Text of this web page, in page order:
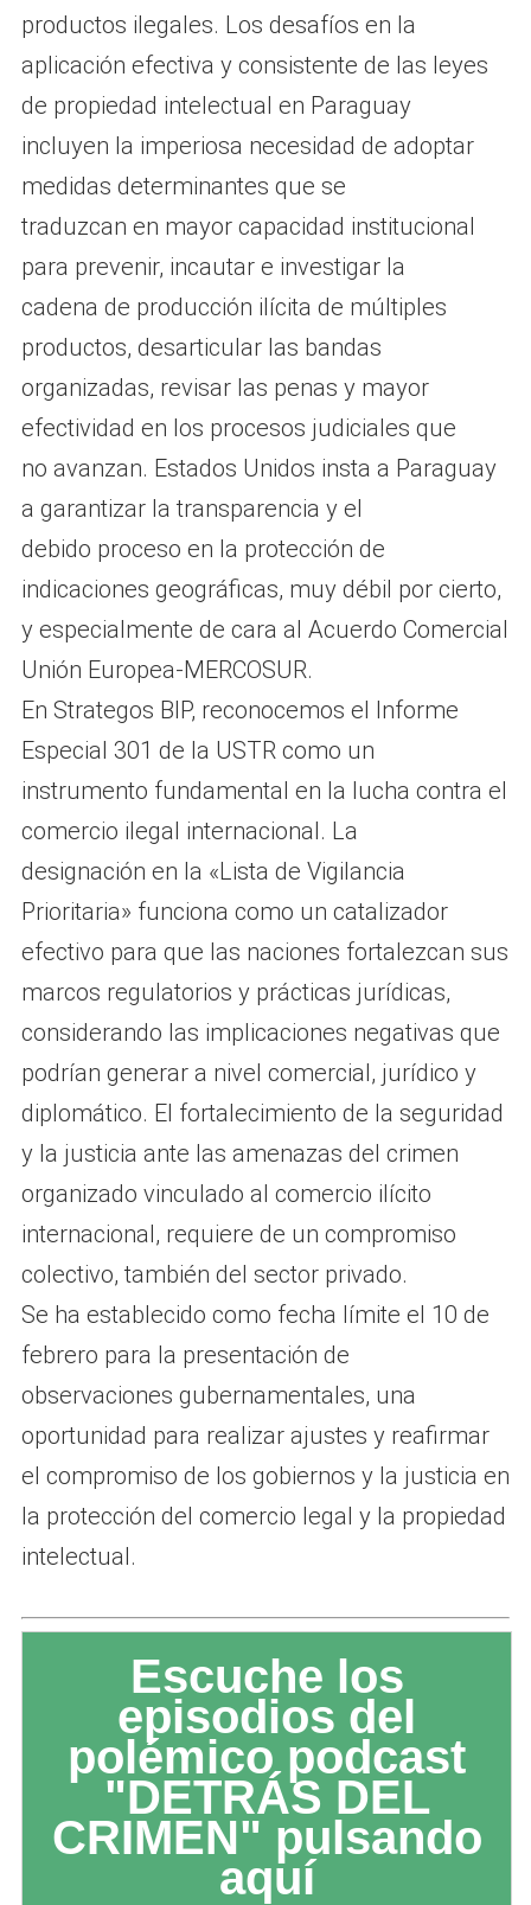
productos ilegales. Los desafíos en la
aplicación efectiva y consistente de las leyes
de propiedad intelectual en Paraguay
incluyen la imperiosa necesidad de adoptar
medidas determinantes que se
traduzcan en mayor capacidad institucional
para prevenir, incautar e investigar la
cadena de producción ilícita de múltiples
productos, desarticular las bandas
organizadas, revisar las penas y mayor
efectividad en los procesos judiciales que
no avanzan. Estados Unidos insta a Paraguay
a garantizar la transparencia y el
debido proceso en la protección de
indicaciones geográficas, muy débil por cierto,
y especialmente de cara al Acuerdo Comercial
Unión Europea-MERCOSUR.
En Strategos BIP, reconocemos el Informe
Especial 301 de la USTR como un
instrumento fundamental en la lucha contra el
comercio ilegal internacional. La
designación en la «Lista de Vigilancia
Prioritaria» funciona como un catalizador
efectivo para que las naciones fortalezcan sus
marcos regulatorios y prácticas jurídicas,
considerando las implicaciones negativas que
podrían generar a nivel comercial, jurídico y
diplomático. El fortalecimiento de la seguridad
y la justicia ante las amenazas del crimen
organizado vinculado al comercio ilícito
internacional, requiere de un compromiso
colectivo, también del sector privado.
Se ha establecido como fecha límite el 10 de
febrero para la presentación de
observaciones gubernamentales, una
oportunidad para realizar ajustes y reafirmar
el compromiso de los gobiernos y la justicia en
la protección del comercio legal y la propiedad
intelectual.
Escuche los
episodios del
polémico podcast
"DETRÁS DEL
CRIMEN" pulsando
aquí